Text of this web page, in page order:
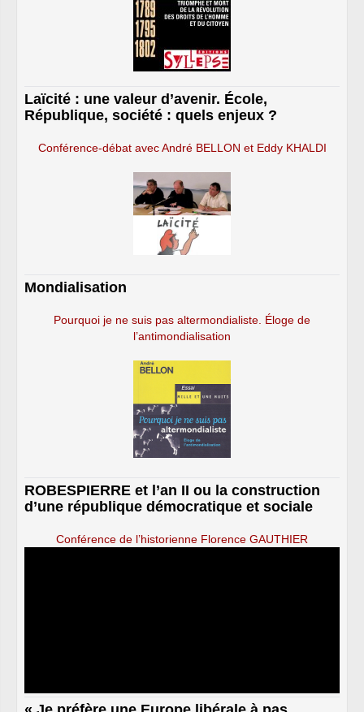
Laïcité : une valeur d’avenir. École,
République, société : quels enjeux ?
Conférence-débat avec André BELLON et Eddy KHALDI
Mondialisation
Pourquoi je ne suis pas altermondialiste. Éloge de
l’antimondialisation
ROBESPIERRE et l’an II ou la construction
d’une république démocratique et sociale
Conférence de l’historienne Florence GAUTHIER